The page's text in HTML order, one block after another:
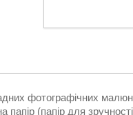
фотографічних
(папір для зручності